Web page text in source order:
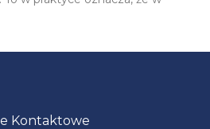
Kontaktowe